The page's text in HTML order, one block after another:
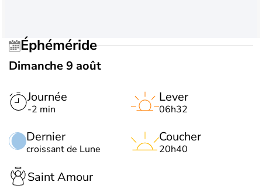
Éphéméride
Dimanche 9 août
Journée
-2 min
Dernier
croissant de Lune
Lever
06h32
Coucher
20h40
Saint Amour